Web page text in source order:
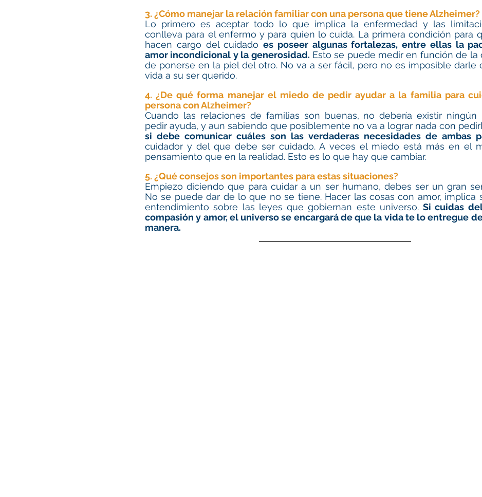
3. ¿Cómo manejar la relación familiar con una persona que tiene Alzheimer?
Lo primero es aceptar todo lo que implica la enfermedad y las
conlleva para el enfermo y para quien lo cuida. La primera condición para
hacen cargo del cuidado es poseer algunas fortalezas, entre ellas la
amor incondicional y la generosidad. Esto se puede medir en función de la
de ponerse en la piel del otro. No va a ser fácil, pero no es imposible darle
vida a su ser querido.
4. ¿De qué forma manejar el miedo de pedir ayudar a la familia para
persona con Alzheimer?
Cuando las relaciones de familias son buenas, no debería existir ningún
si debe comunicar cuáles son las verdaderas necesidades de ambas
cuidador y del que debe ser cuidado. A veces el miedo está más en el
pensamiento que en la realidad. Esto es lo que hay que cambiar.
5. ¿Qué consejos son importantes para estas situaciones?
Empiezo diciendo que para cuidar a un ser humano, debes ser un gran
No se puede dar de lo que no se tiene. Hacer las cosas con amor, implica
entendimiento sobre las leyes que gobiernan este universo. Si cuidas
compasión y amor, el universo se encargará de que la vida te lo entregue
manera.